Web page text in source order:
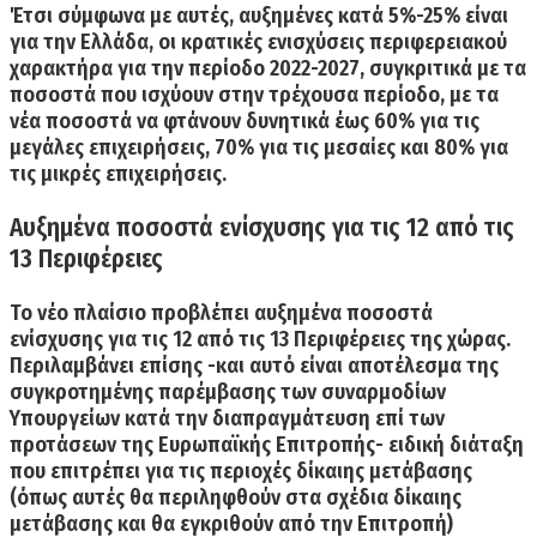
Έτσι σύμφωνα με αυτές, αυξημένες κατά 5%-25% είναι
για την Ελλάδα, οι κρατικές ενισχύσεις περιφερειακού
χαρακτήρα για την περίοδο 2022-2027, συγκριτικά με τα
ποσοστά που ισχύουν στην τρέχουσα περίοδο, με τα
νέα ποσοστά να φτάνουν δυνητικά έως 60% για τις
μεγάλες επιχειρήσεις, 70% για τις μεσαίες και 80% για
τις μικρές επιχειρήσεις.
Αυξημένα ποσοστά ενίσχυσης για τις 12 από τις
13 Περιφέρειες
Το νέο πλαίσιο προβλέπει αυξημένα ποσοστά
ενίσχυσης για τις 12 από τις 13 Περιφέρειες της χώρας.
Περιλαμβάνει επίσης -και αυτό είναι αποτέλεσμα της
συγκροτημένης παρέμβασης των συναρμοδίων
Υπουργείων κατά την διαπραγμάτευση επί των
προτάσεων της Ευρωπαϊκής Επιτροπής- ειδική διάταξη
που επιτρέπει για τις περιοχές δίκαιης μετάβασης
(όπως αυτές θα περιληφθούν στα σχέδια δίκαιης
μετάβασης και θα εγκριθούν από την Επιτροπή)